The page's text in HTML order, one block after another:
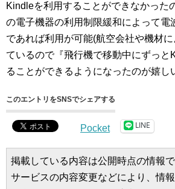
Kindleを利用することができなかった
の電子機器の利用制限緩和によって電
であれば利用が可能(航空会社や機材
ているので『飛行機で移動中にずっと
ることができるようになったのが嬉し
このエントリをSNSでシェアする
Pocket LINE
掲載している内容は公開時点の情報
サービスの内容変更などにより、情